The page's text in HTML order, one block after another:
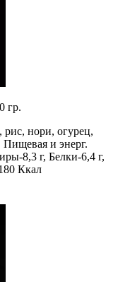
гр.
нори, огурец,
Пищевая и энерг.
8,3 г, Белки-6,4 г,
Ккал